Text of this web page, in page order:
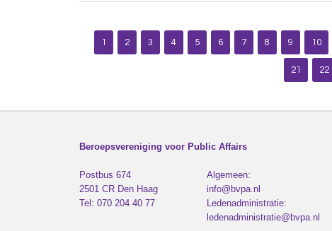
1 2 3 4 5 6 7 8 9 10
21 22
Beroepsvereniging voor Public Affairs
Postbus 674
2501 CR Den Haag
Tel: 070 204 40 77
Algemeen:
info@bvpa.nl
Ledenadministratie:
ledenadministratie@bvpa.nl